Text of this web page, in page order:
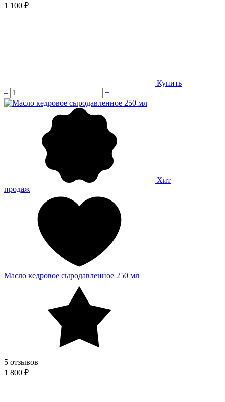
1 100 ₽
Купить
–
+
Хит
продаж
Масло кедровое сыродавленное 250 мл
5 отзывов
1 800 ₽